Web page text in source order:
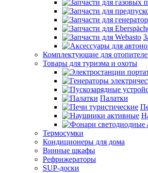
Комплектующие для
Товары для туризма и охоты
Палатки
Термосумки
Кондиционеры для дома
Винные шкафы
Рефрижераторы
SUP-доски